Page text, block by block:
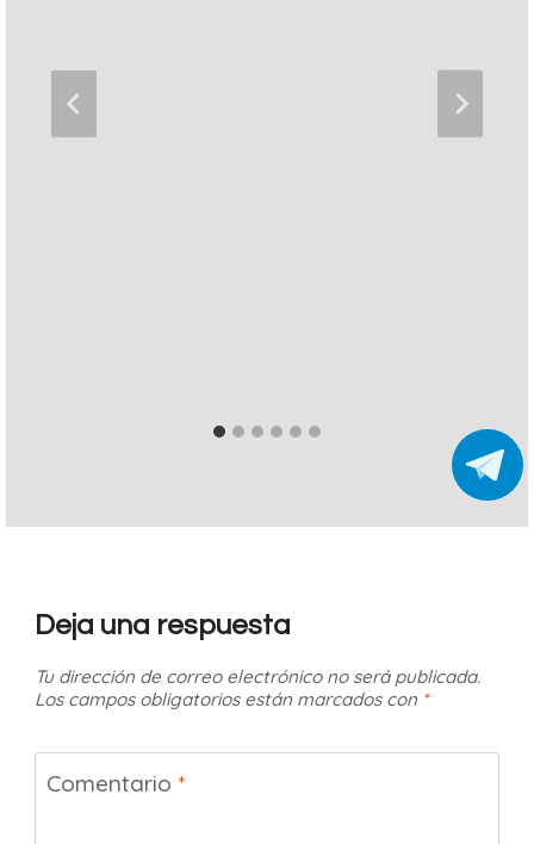
Deja una respuesta
Tu dirección de correo electrónico no será publicada.
Los campos obligatorios están marcados con *
Comentario *